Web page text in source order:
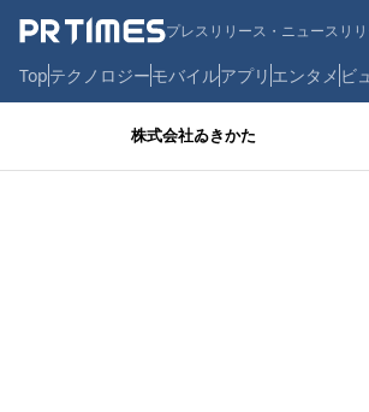
プレスリリース・ニュースリ
Topテクノロジーモバイルアプリ エンタメ ビ
株式会社ゐきかた